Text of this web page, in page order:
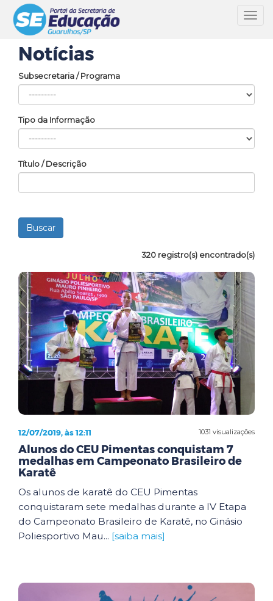
Notícias
Subsecretaria / Programa
Tipo da Informação
Título / Descrição
320 registro(s) encontrado(s)
1031 visualizações
12/07/2019, às 12:11
Alunos do CEU Pimentas conquistam 7
medalhas em Campeonato Brasileiro de
Karatê
Os alunos de karatê do CEU Pimentas
conquistaram sete medalhas durante a IV Etapa
do Campeonato Brasileiro de Karatê, no Ginásio
Poliesportivo Mau... [saiba mais]